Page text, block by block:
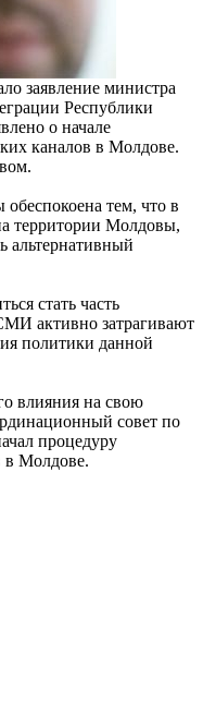
заявление министра
Республики
о начале
каналов в Молдове.
обеспокоена тем, что в
территории Молдовы,
альтернативный
стать часть
активно затрагивают
политики данной
влияния на свою
совет по
процедуру
в Молдове.